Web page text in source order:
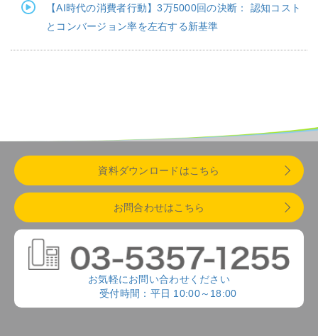
【AI時代の消費者行動】3万5000回の決断： 認知コスト
とコンバージョン率を左右する新基準
資料ダウンロードはこちら
お問合わせはこちら
お気軽にお問い合わせください
受付時間：平日 10:00～18:00